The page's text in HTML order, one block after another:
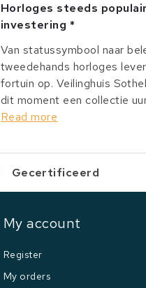
Horloges steeds
investering *
Van statussymbool naar
tweedehands horloges
fortuin op. Veilinghuis
dit moment een collectie
Read more
Gecertificeerd
My account
Register
My orders